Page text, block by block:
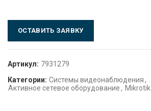
ОСТАВИТЬ ЗАЯВКУ
Артикул: 7931279
Категории: Системы видеонаблюдения,
Активное сетевое оборудование, Mikrotik